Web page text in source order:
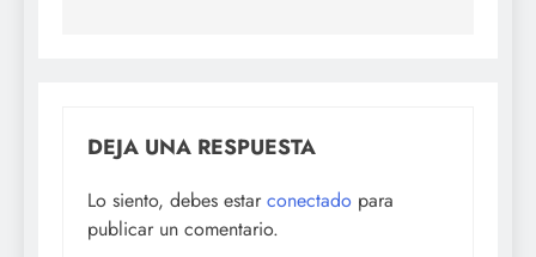
DEJA UNA RESPUESTA
Lo siento, debes estar conectado para
publicar un comentario.